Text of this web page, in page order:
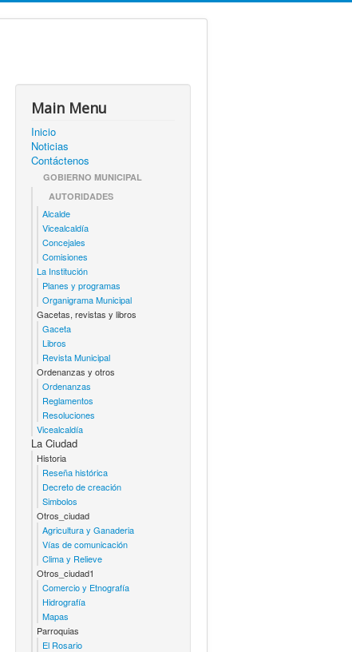
Main Menu
Inicio
Noticias
Contáctenos
GOBIERNO MUNICIPAL
AUTORIDADES
Alcalde
Vicealcaldía
Concejales
Comisiones
La Institución
Planes y programas
Organigrama Municipal
Gacetas, revistas y libros
Gaceta
Libros
Revista Municipal
Ordenanzas y otros
Ordenanzas
Reglamentos
Resoluciones
Vicealcaldía
La Ciudad
Historia
Reseña histórica
Decreto de creación
Simbolos
Otros_ciudad
Agricultura y Ganaderia
Vías de comunicación
Clima y Relieve
Otros_ciudad1
Comercio y Etnografía
Hidrografía
Mapas
Parroquias
El Rosario